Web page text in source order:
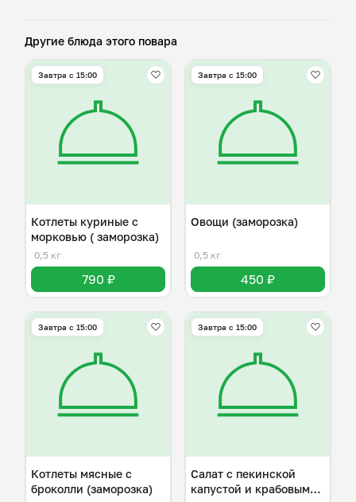
Другие блюда этого повара
Завтра c 15:00
Котлеты куриные с
морковью ( заморозка)
0,5 кг
790 ₽
Завтра c 15:00
Овощи (заморозка)
0,5 кг
450 ₽
Завтра c 15:00
Котлеты мясные с
броколли (заморозка)
Завтра c 15:00
Салат с пекинской
капустой и крабовыми